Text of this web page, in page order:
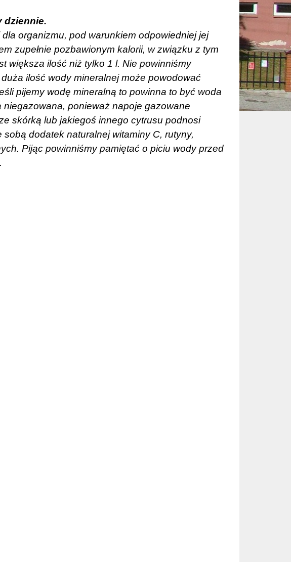
dziennie.
organizmu, pod warunkiem odpowiedniej jej
zupełnie pozbawionym kalorii, w związku z tym
większa ilość niż tylko 1 l. Nie powinniśmy
ilość wody mineralnej może powodować
pijemy wodę mineralną to powinna to być woda
ponieważ napoje gazowane
skórką lub jakiegoś innego cytrusu podnosi
dodatek naturalnej witaminy C, rutyny,
Pijąc powinniśmy pamiętać o piciu wody przed